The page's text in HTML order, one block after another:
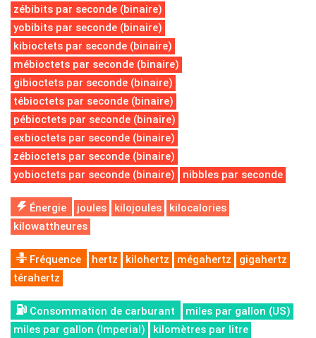
zébibits par seconde (binaire)
yobibits par seconde (binaire)
kibioctets par seconde (binaire)
mébioctets par seconde (binaire)
gibioctets par seconde (binaire)
tébioctets par seconde (binaire)
pébioctets par seconde (binaire)
exbioctets par seconde (binaire)
zébioctets par seconde (binaire)
yobioctets par seconde (binaire)
nibbles par seconde
Énergie joules kilojoules
kilocalories
kilowattheures
Fréquence hertz kilohertz mégahertz
gigahertz
térahertz
Consommation de carburant
miles par gallon (US)
miles par gallon (Imperial)
kilomètres par litre